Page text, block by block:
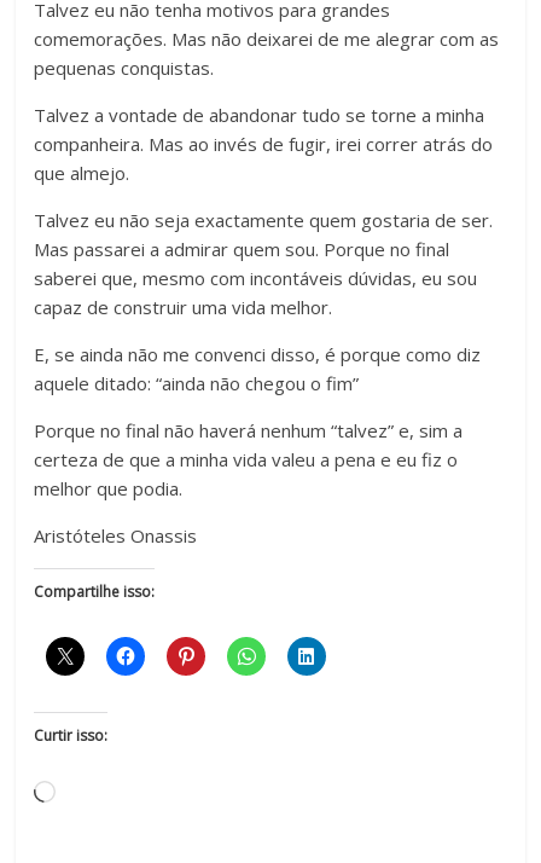
Talvez eu não tenha motivos para grandes
comemorações. Mas não deixarei de me alegrar com as
pequenas conquistas.
Talvez a vontade de abandonar tudo se torne a minha
companheira. Mas ao invés de fugir, irei correr atrás do
que almejo.
Talvez eu não seja exactamente quem gostaria de ser.
Mas passarei a admirar quem sou. Porque no final
saberei que, mesmo com incontáveis dúvidas, eu sou
capaz de construir uma vida melhor.
E, se ainda não me convenci disso, é porque como diz
aquele ditado: “ainda não chegou o fim”
Porque no final não haverá nenhum “talvez” e, sim a
certeza de que a minha vida valeu a pena e eu fiz o
melhor que podia.
Aristóteles Onassis
Compartilhe isso:
Curtir isso: